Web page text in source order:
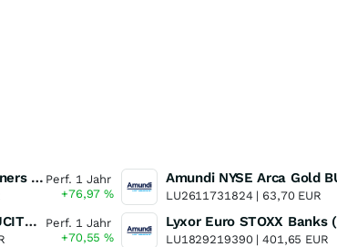
Amplify Junior Silver Miners ETF Junior Silver Miners ETF Perf. 1 Jahr
+76,97%
Global X Silver Miners UCITS ETF
Perf. 1 Jahr
+70,55%
LU2611731824 | 63,70 EUR
LU1829219390 |401,65 EUR